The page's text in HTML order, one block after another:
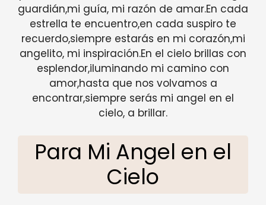
guardián,mi guía, mi razón de amar.En cada
estrella te encuentro,en cada suspiro te
recuerdo,siempre estarás en mi corazón,mi
angelito, mi inspiración.En el cielo brillas con
esplendor,iluminando mi camino con
amor,hasta que nos volvamos a
encontrar,siempre serás mi angel en el
cielo, a brillar.
Para Mi Angel en el
Cielo